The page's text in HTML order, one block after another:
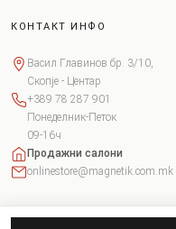
КОНТАКТ ИНФО
Васил Главинов бр. 3/10,
Скопје - Центар
+389 78 287 901
Понеделник-Петок
09-16ч
Продажни салони
onlinestore@magnetik.com.mk